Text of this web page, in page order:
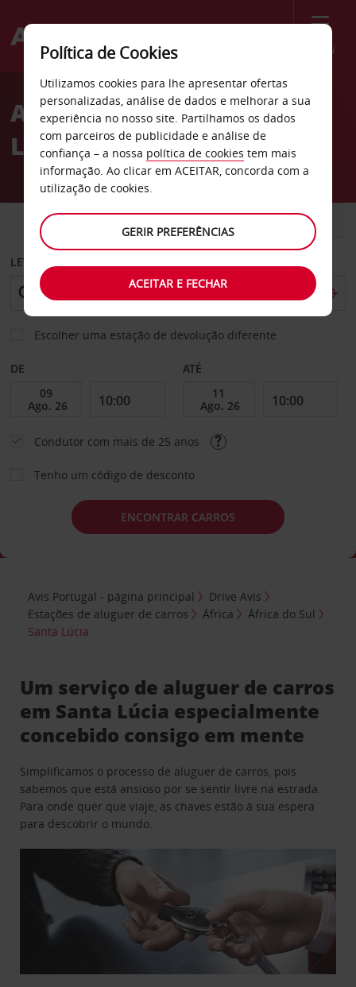
Menu
Welcome
AvisAluguer de carros Santa
Lúcia
CARRO COMERCIAIS
LEVANTAR EM
Escolher uma estação de devolução diferente
DE ATÉ
Condutor com mais de 25 anos
Tenho um código de desconto
ENCONTRAR CARROS
Avis Portugal - página principal
Drive Avis
Estações de aluguer de carros
África
África do Sul
Santa Lúcia
Um serviço de aluguer de carros
em Santa Lúcia especialmente
concebido consigo em mente
Simplificamos o processo de aluguer de carros, pois
sabemos que está ansioso por se sentir livre na estrada.
Para onde quer que viaje, as chaves estão à sua espera
para descobrir o mundo.
Política de Cookies
Utilizamos cookies para lhe apresentar ofertas
personalizadas, análise de dados e melhorar a sua
experiência no nosso site. Partilhamos os dados
com parceiros de publicidade e análise de
confiança – a nossa política de cookies tem mais
informação. Ao clicar em ACEITAR, concorda com a
utilização de cookies.
GERIR PREFERÊNCIAS
ACEITAR E FECHAR